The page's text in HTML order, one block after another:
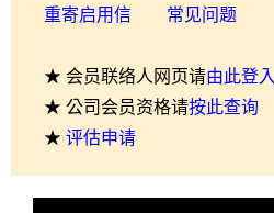
重寄启用信 常见问题
★ 会员联络人网页请由此登入
★ 公司会员资格请按此查询
★ 评估申请